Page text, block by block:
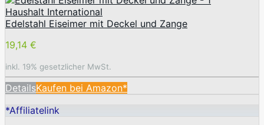
Haushalt International
Edelstahl Eiseimer mit Deckel und Zange
19,14 €
inkl. 19% gesetzlicher MwSt.
DetailsKaufen bei Amazon*
*Affiliatelink